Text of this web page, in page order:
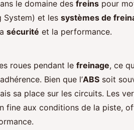
le domaine des freins pour
System) et les systèmes de
sécurité et la performance.
roues pendant le freinage, ce
Bien que l’ABS soit
sa place sur les circuits. Les
fine aux conditions de la piste,